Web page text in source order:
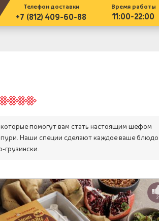
Телефон доставки
+7 (812) 409-60-88
Время работы
11:00-22:00
помогут вам стать настоящим шефом
Наши специи сделают каждое ваше блюдо
грузински.
2